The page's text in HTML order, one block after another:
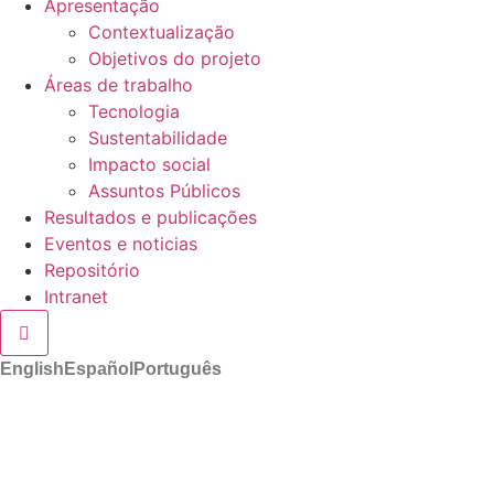
Apresentação
Contextualização
Objetivos do projeto
Áreas de trabalho
Tecnologia
Sustentabilidade
Impacto social
Assuntos Públicos
Resultados e publicações
Eventos e noticias
Repositório
Intranet
Hamburger Toggle Menu
English Español Português